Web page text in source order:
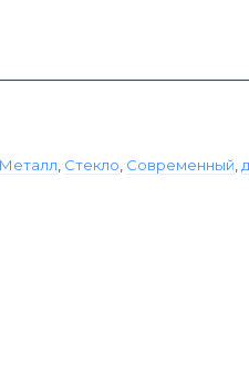
Металл Стекло Современный